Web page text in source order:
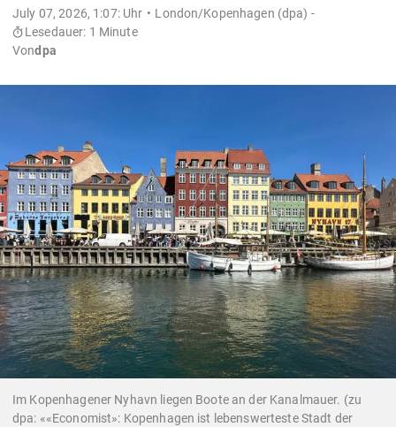
July 07, 2026, 1:07: Uhr
London/Kopenhagen (dpa) -
Lesedauer: 1 Minute
Vondpa
Im Kopenhagener Nyhavn liegen Boote an der Kanalmauer. (zu
dpa: ««Economist»: Kopenhagen ist lebenswerteste Stadt der